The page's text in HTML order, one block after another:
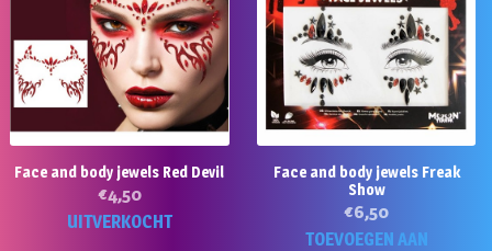
Face and body jewels Red Devil
€4,50
UITVERKOCHT
Face and body jewels Freak
Show
€6,50
TOEVOEGEN AAN